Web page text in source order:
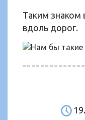
Таким знаком
вдоль дорог.